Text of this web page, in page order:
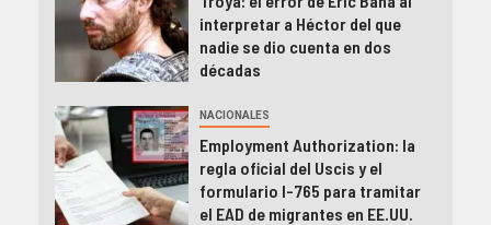
interpretar a Héctor del que
nadie se dio cuenta en dos
décadas
NACIONALES
Employment Authorization: la
regla oficial del Uscis y el
formulario I-765 para tramitar
el EAD de migrantes en EE.UU.